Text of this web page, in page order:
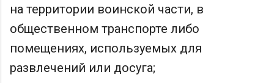
на территории воинской части, в
общественном транспорте либо
помещениях, используемых для
развлечений или досуга;